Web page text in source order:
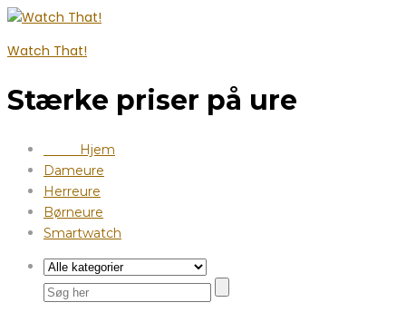
Watch That!
Stærke priser på ure
Hjem
Dameure
Herreure
Børneure
Smartwatch